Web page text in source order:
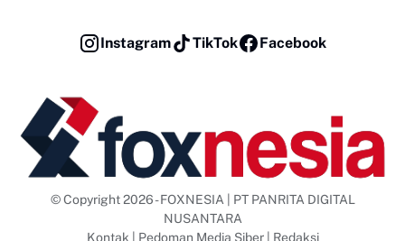
Instagram TikTok Facebook
© Copyright 2026 - FOXNESIA | PT PANRITA DIGITAL
NUSANTARA
Kontak
Pedoman Media Siber| Redaksi